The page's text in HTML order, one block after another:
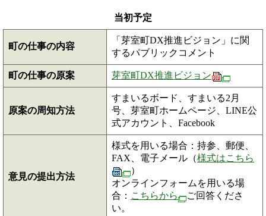
当初予定
町の仕事の内容
「芽室町DX推進ビジョン」に関
するパブリックコメント
町の仕事の原案 芽室町DX推進ビジョン
原案の周知方法
すまいるボード、すまいる2月
号、芽室町ホームページ、LINE公
式アカウント、Facebook
意見の提出方法
様式を用いる場合：持参、郵便、
FAX、電子メール（様式はこちら
）
オンラインフォームを用いる場
合： こちらから
ご回答くださ
い。